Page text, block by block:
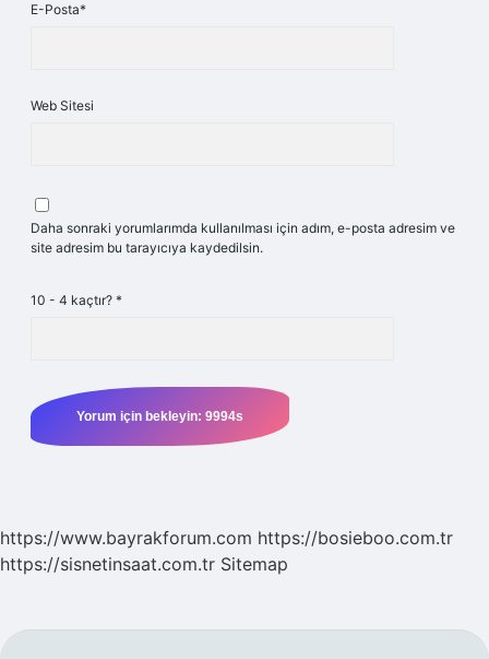
E-Posta*
Web Sitesi
Daha sonraki yorumlarımda kullanılması için adım, e-posta adresim ve
site adresim bu tarayıcıya kaydedilsin.
10 - 4 kaçtır? *
https://www.bayrakforum.com https://bosieboo.com.tr
https://sisnetinsaat.com.tr Sitemap